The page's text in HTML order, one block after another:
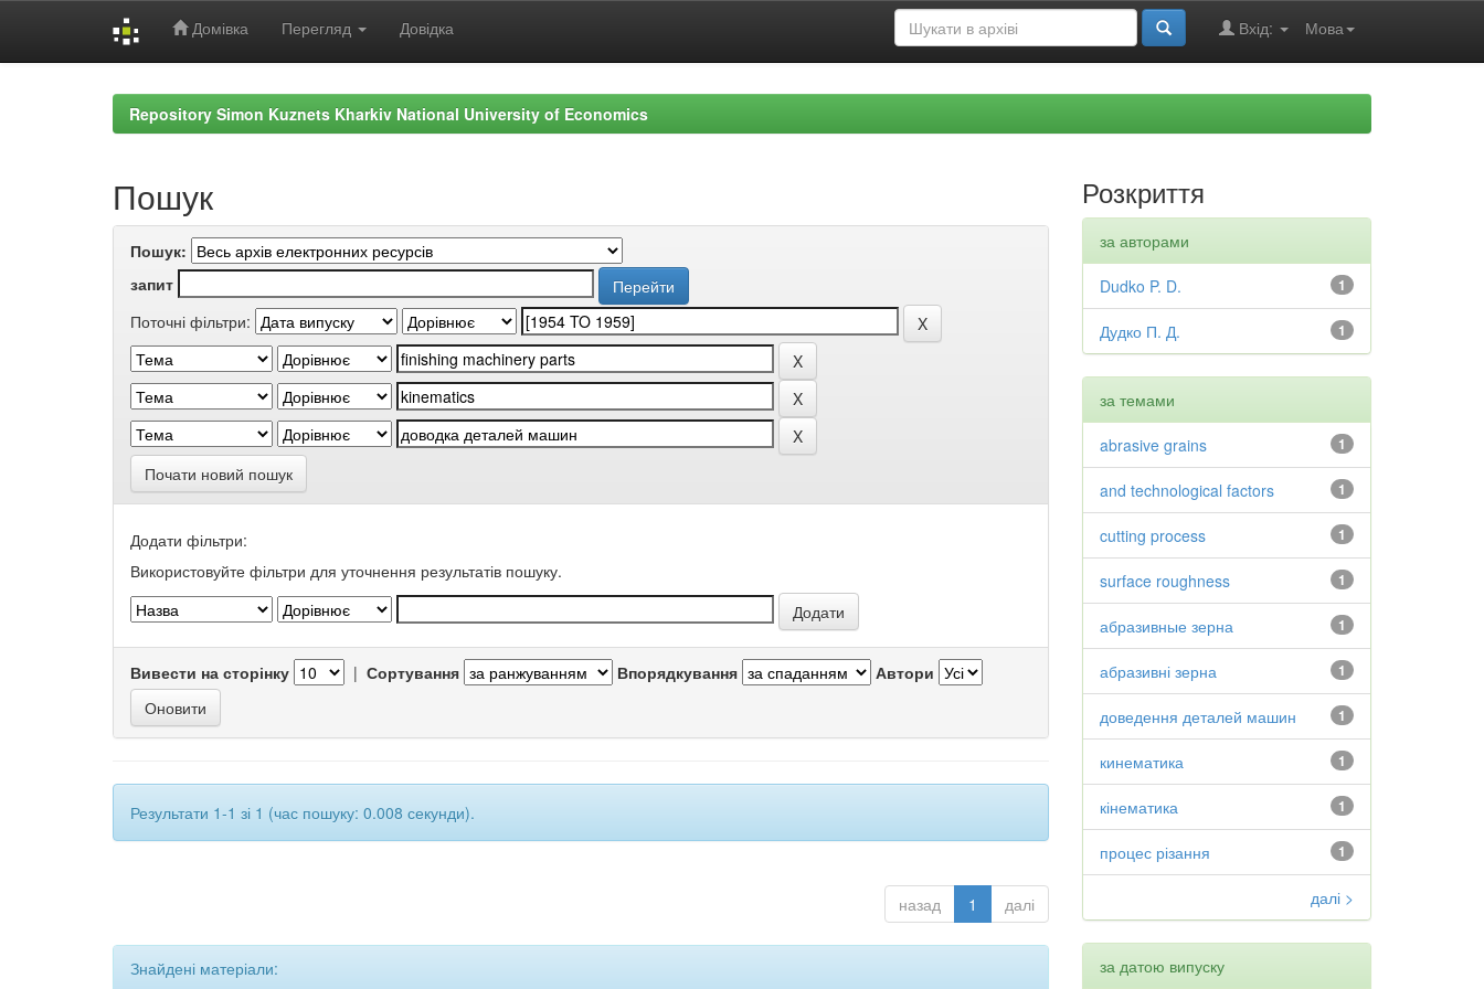
Домівка Перегляд Довідка Мова
Вхід:
Repository Simon Kuznets Kharkiv National University of Economics
Пошук
Пошук:
запит
Поточні фільтри:
Почати новий пошук
Додати фільтри:
Використовуйте фільтри для уточнення результатів пошуку.
Вивести на сторінку | Сортування Впорядкування Автори
Результати 1-1 зі 1 (час пошуку: 0.008 секунди).
назад 1 далі
Знайдені матеріали:
Розкриття
за авторами
1
Dudko P. D.
1
Дудко П. Д.
за темами
1
abrasive grains
1
and technological factors
1
cutting process
1
surface roughness
1
абразивные зерна
1
абразивні зерна
1
доведення деталей машин
1
кинематика
1
кінематика
1
процес різання
далі >
за датою випуску